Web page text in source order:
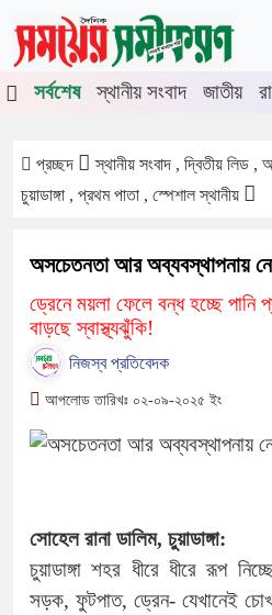
শিরোনাম
মেহেরপুরে জামায়াতের গণমিছিল
সর্বশেষ
স্থানীয় সংবাদ জাতীয়
প্রচ্ছদ
স্থানীয় সংবাদ , দ্বিতীয় লিড
চুয়াডাঙ্গা , প্রথম পাতা , স্পেশাল স্থানীয়
অসচেতনতা আর অব্যবস্থাপনায়
ড্রেনে ময়লা ফেলে বন্ধ হচ্ছে পানি
বাড়ছে স্বাস্থ্যঝুঁকি!
নিজস্ব প্রতিবেদক
আপলোড তারিখঃ ০২-০৯-২০২৫ ইং
সোহেল রানা ডালিম, চুয়াডাঙ্গা:
চুয়াডাঙ্গা শহর ধীরে ধীরে রূপ
সড়ক, ফুটপাত, ড্রেন- যেখানেই